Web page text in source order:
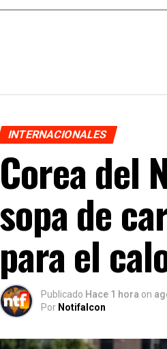
INTERNACIONALES
Corea del
sopa de
para el
Publicado Hace 1 hora on
Por Notifalcon